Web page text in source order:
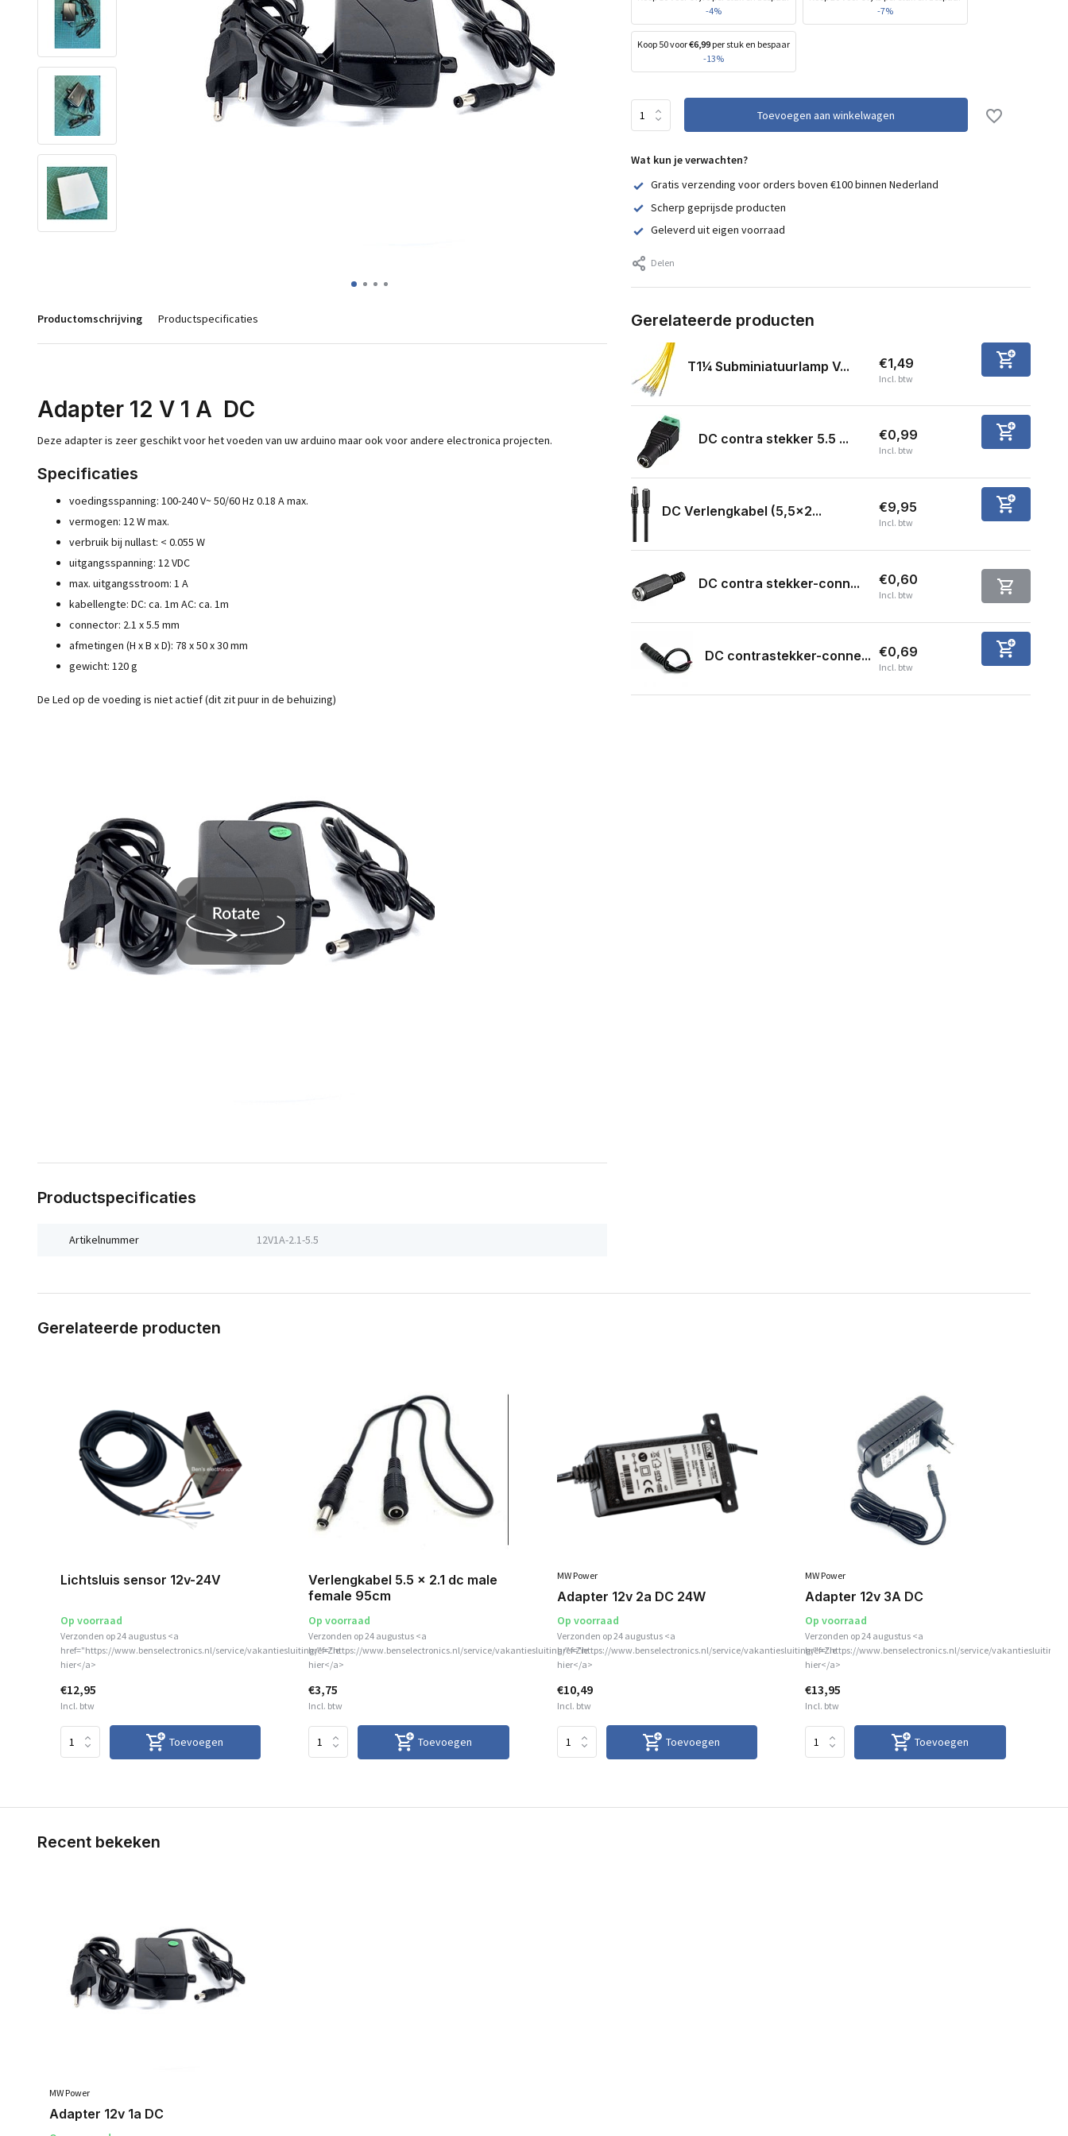
Productomschrijving Productspecificaties
Adapter 12 V 1 A DC
Deze adapter is zeer geschikt voor het voeden van uw arduino maar ook voor andere electronica projecten.
Specificaties
voedingsspanning: 100-240 V~ 50/60 Hz 0.18 A max.
vermogen: 12 W max.
verbruik bij nullast: < 0.055 W
uitgangsspanning: 12 VDC
max. uitgangsstroom: 1 A
kabellengte: DC: ca. 1m AC: ca. 1m
connector: 2.1 x 5.5 mm
afmetingen (H x B x D): 78 x 50 x 30 mm
gewicht: 120 g
De Led op de voeding is niet actief (dit zit puur in de behuizing)
Productspecificaties
Artikelnummer 12V1A-2.1-5.5
-4%
-7%
Koop 50 voor€6,99per stuk en bespaar
-13%
Toevoegen aan winkelwagen
Wat kun je verwachten?
Gratis verzending voor orders boven €100 binnen Nederland
Scherp geprijsde producten
Geleverd uit eigen voorraad
Delen
Gerelateerde producten
T1¼ Subminiatuurlamp V... €1,49
Incl. btw
DC contra stekker 5.5 ... €0,99
Incl. btw
DC Verlengkabel (5,5x2... €9,95
Incl. btw
DC contra stekker-conn... €0,60
Incl. btw
DC contrastekker-conne... €0,69
Incl. btw
Gerelateerde producten
Lichtsluis sensor 12v-24V
Op voorraad
Verzonden op 24 augustus <a
href="https://www.benselectronics.nl/service/vakantiesluiting/">Zie
hier</a>
€12,95
Incl. btw
Toevoegen
Verlengkabel 5.5 x 2.1 dc male
female 95cm
Op voorraad
Verzonden op 24 augustus <a
href="https://www.benselectronics.nl/service/vakantiesluiting/">Zie
hier</a>
€3,75
Incl. btw
Toevoegen
MW Power
Adapter 12v 2a DC 24W
Op voorraad
Verzonden op 24 augustus <a
href="https://www.benselectronics.nl/service/vakantiesluiting/">Zie
hier</a>
€10,49
Incl. btw
Toevoegen
MW Power
Adapter 12v 3A DC
Op voorraad
Verzonden op 24 augustus <a
href="https://www.benselectronics.nl/service/vakantiesluiting/
hier</a>
€13,95
Incl. btw
Toevoegen
Recent bekeken
MW Power
Adapter 12v 1a DC